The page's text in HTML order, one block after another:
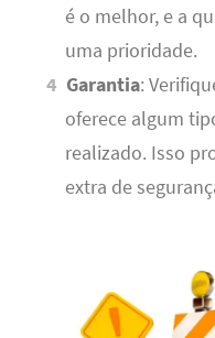
é o melhor, e a
uma prioridade.
Garantia:
oferece algum
realizado. Isso
extra de